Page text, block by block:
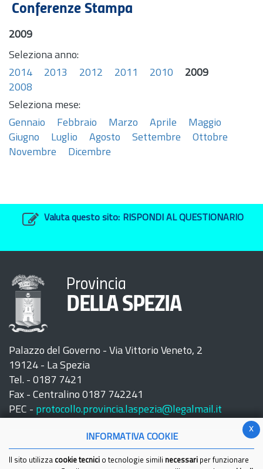
Conferenze Stampa
2009
Seleziona anno:
2014
2013 2012 2011 2010
2009
2008
Seleziona mese:
Gennaio
Febbraio Marzo Aprile
Maggio
Giugno
Luglio Agosto Settembre
Ottobre
Novembre
Dicembre
Valuta questo sito: RISPONDI AL QUESTIONARIO
Provincia
DELLA SPEZIA
Palazzo del Governo - Via Vittorio Veneto, 2
19124 - La Spezia
Tel. - 0187 7421
Fax - Centralino 0187 742241
PEC - protocollo.provincia.laspezia@legalmail.it
x
INFORMATIVA COOKIE
Il sito utilizza cookie tecnici o tecnologie simili necessari per funzionare